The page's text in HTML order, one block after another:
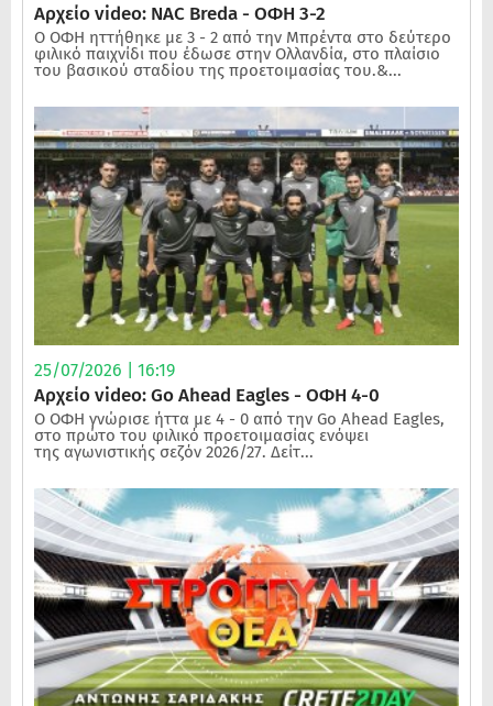
Αρχείο video: NAC Breda - ΟΦΗ 3-2
Ο ΟΦΗ ηττήθηκε με 3 - 2 από την Μπρέντα στο δεύτερο
φιλικό παιχνίδι που έδωσε στην Ολλανδία, στο πλαίσιο
του βασικού σταδίου της προετοιμασίας του.&...
25/07/2026 | 16:19
Αρχείο video: Go Ahead Eagles - ΟΦΗ 4-0
Ο ΟΦΗ γνώρισε ήττα με 4 - 0 από την Go Ahead Eagles,
στο πρώτο του φιλικό προετοιμασίας ενόψει
της αγωνιστικής σεζόν 2026/27. Δείτ...